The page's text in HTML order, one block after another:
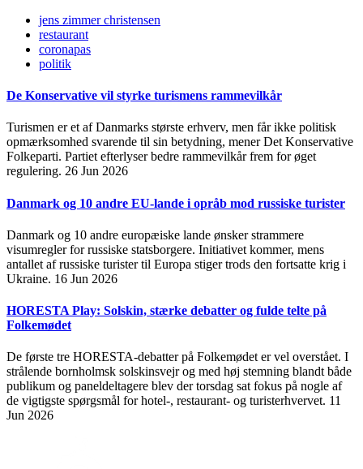
jens zimmer christensen
restaurant
coronapas
politik
De Konservative vil styrke turismens rammevilkår
Turismen er et af Danmarks største erhverv, men får ikke politisk
opmærksomhed svarende til sin betydning, mener Det Konservative
Folkeparti. Partiet efterlyser bedre rammevilkår frem for øget
regulering. 26 Jun 2026
Danmark og 10 andre EU-lande i opråb mod russiske turister
Danmark og 10 andre europæiske lande ønsker strammere
visumregler for russiske statsborgere. Initiativet kommer, mens
antallet af russiske turister til Europa stiger trods den fortsatte krig i
Ukraine. 16 Jun 2026
HORESTA Play: Solskin, stærke debatter og fulde telte på
Folkemødet
De første tre HORESTA-debatter på Folkemødet er vel overstået. I
strålende bornholmsk solskinsvejr og med høj stemning blandt både
publikum og paneldeltagere blev der torsdag sat fokus på nogle af
de vigtigste spørgsmål for hotel-, restaurant- og turisterhvervet. 11
Jun 2026